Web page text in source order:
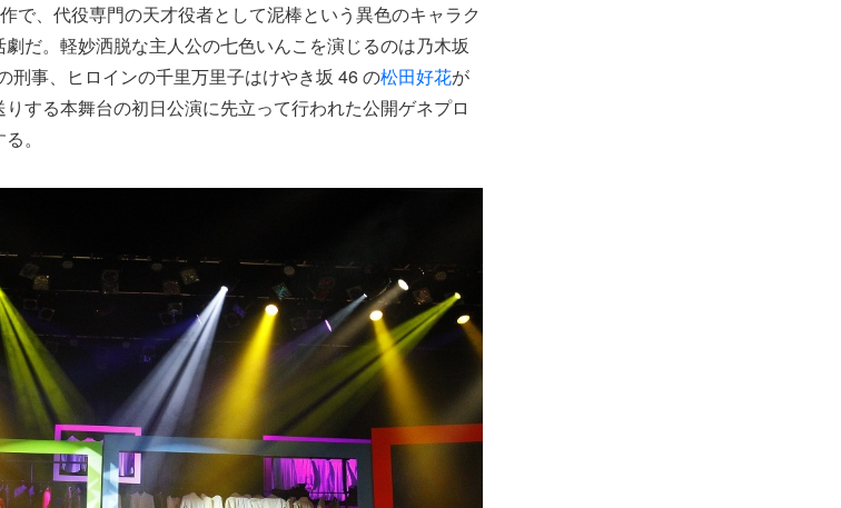
で、代役専門の天才役者として泥棒という異色のキャラク
だ。軽妙洒脱な主人公の七色いんこを演じるのは乃木坂
刑事、ヒロインの千里万里子はけやき坂 46 の松田好花が
する本舞台の初日公演に先立って行われた公開ゲネプロ
。